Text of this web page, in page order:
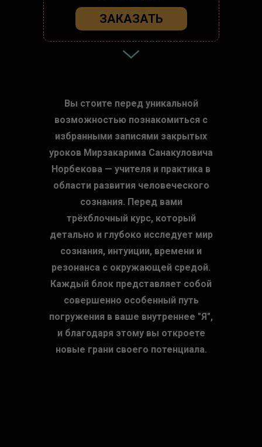
ЗАКАЗАТЬ
Вы стоите перед уникальной
возможностью познакомиться с
избранными записями закрытых
уроков Мирзакарима Санакуловича
Норбекова — учителя и практика в
области развития человеческого
сознания. Перед вами
трёхблочный курс, который
детально и глубоко исследует мир
сознания, интуиции, времени и
резонанса с окружающей средой.
Каждый блок представляет собой
совершенно особенный путь
погружения в ваше внутреннее "Я",
и благодаря этому вы откроете
новые грани своего потенциала.